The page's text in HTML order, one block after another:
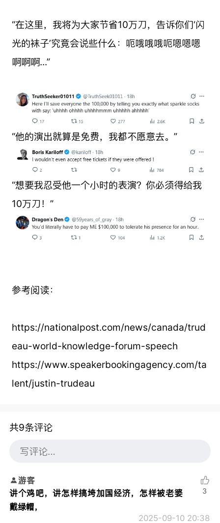
“在这里，我将为大家节省10万刀，告诉你们‘闪
光的袜子’究竟会说些什么：呃哦哦哦呃嗯嗯嗯
啊啊啊...”
“他的演出就算是免费，我都不愿意去。”
“想要我忍受他一个小时的表演？你必须得给我
10万刀！”
参考阅读：
https://nationalpost.com/news/canada/trud
eau-world-knowledge-forum-speech
https://www.speakerbookingagency.com/ta
lent/justin-trudeau
共9条评论
游客
讲个鸡吧，讲怎样搞垮加国经济，怎样被老婆
戴绿帽，
2025-09-10 20:38
3